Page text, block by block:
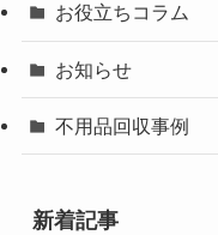
お役立ちコラム
お知らせ
不用品回収事例
新着記事